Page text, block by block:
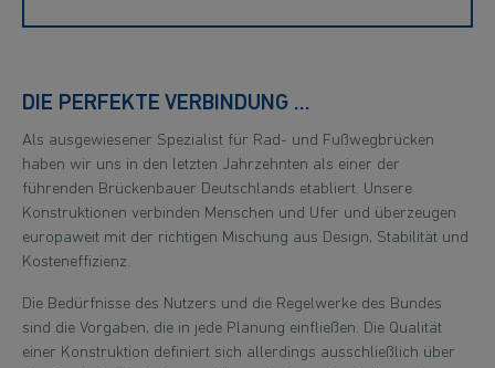
DIE PERFEKTE VERBINDUNG …
Als ausgewiesener Spezialist für Rad- und Fußwegbrücken
haben wir uns in den letzten Jahrzehnten als einer der
führenden Brückenbauer Deutschlands etabliert. Unsere
Konstruktionen verbinden Menschen und Ufer und überzeugen
europaweit mit der richtigen Mischung aus Design, Stabilität und
Kosteneffizienz.
Die Bedürfnisse des Nutzers und die Regelwerke des Bundes
sind die Vorgaben, die in jede Planung einfließen. Die Qualität
einer Konstruktion definiert sich allerdings ausschließlich über